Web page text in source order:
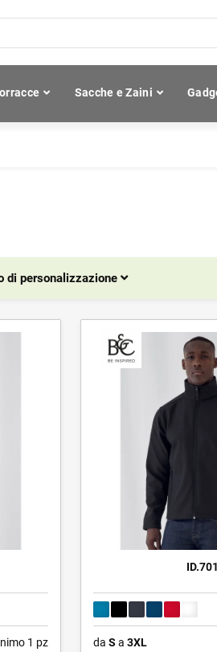
Sacche e Zaini
di personalizzazione
1 pz
ID.701
da S a 3XL